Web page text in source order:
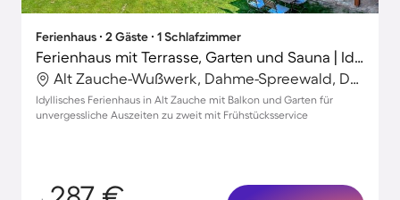
Ferienhaus ∙ 2 Gäste ∙ 1 Schlafzimmer
Ferienhaus mit Terrasse, Garten und Sauna | Ideal für Homeoffice
Alt Zauche-Wußwerk, Dahme-Spreewald, Deutschland
Idyllisches Ferienhaus in Alt Zauche mit Balkon und Garten für
unvergessliche Auszeiten zu zweit mit Frühstücksservice